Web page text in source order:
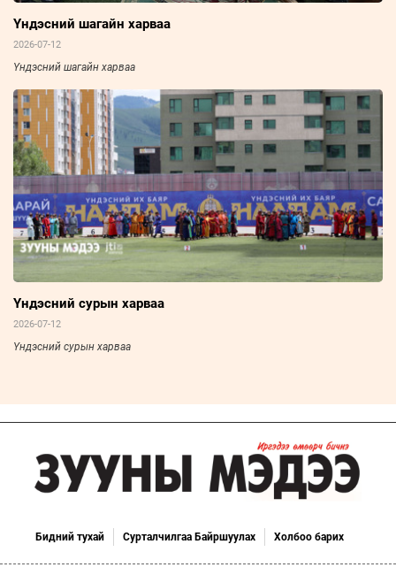
Үндэсний шагайн харваа
2026-07-12
Үндэсний шагайн харваа
Үндэсний сурын харваа
2026-07-12
Үндэсний сурын харваа
Бидний тухай Сурталчилгаа Байршуулах Холбоо барих